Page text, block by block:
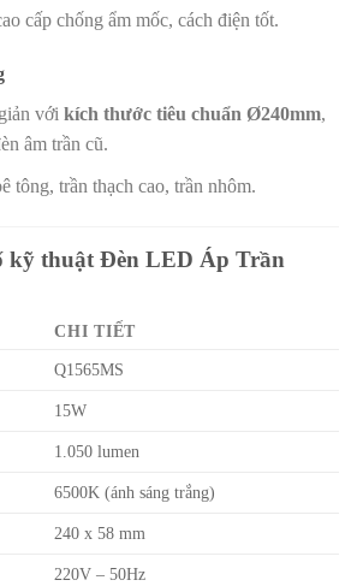
cấp chống ẩm mốc, cách điện tốt.
với kích thước tiêu chuẩn Ø240mm,
âm trần cũ.
tông, trần thạch cao, trần nhôm.
kỹ thuật Đèn LED Áp Trần
CHI TIẾT
Q1565MS
15W
1.050 lumen
6500K (ánh sáng trắng)
240 x 58 mm
220V – 50Hz